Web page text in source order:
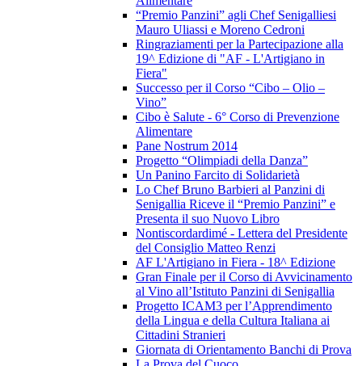
“Premio Panzini” agli Chef Senigalliesi
Mauro Uliassi e Moreno Cedroni
Ringraziamenti per la Partecipazione alla
19^ Edizione di "AF - L'Artigiano in
Fiera"
Successo per il Corso “Cibo – Olio –
Vino”
Cibo è Salute - 6° Corso di Prevenzione
Alimentare
Pane Nostrum 2014
Progetto “Olimpiadi della Danza”
Un Panino Farcito di Solidarietà
Lo Chef Bruno Barbieri al Panzini di
Senigallia Riceve il “Premio Panzini” e
Presenta il suo Nuovo Libro
Nontiscordardimé - Lettera del Presidente
del Consiglio Matteo Renzi
AF L'Artigiano in Fiera - 18^ Edizione
Gran Finale per il Corso di Avvicinamento
al Vino all’Istituto Panzini di Senigallia
Progetto ICAM3 per l’Apprendimento
della Lingua e della Cultura Italiana ai
Cittadini Stranieri
Giornata di Orientamento Banchi di Prova